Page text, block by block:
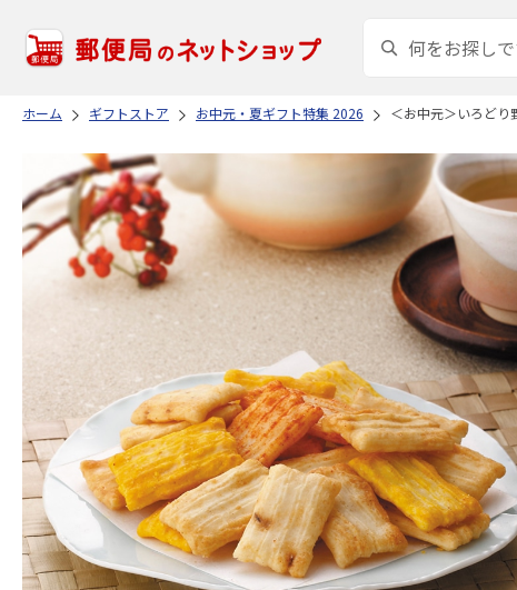
ホーム ギフトストア お中元・夏ギフト特集 2026 ＜お中元＞いろどり